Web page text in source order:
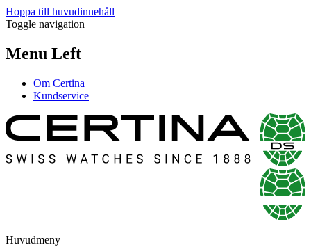
Hoppa till huvudinnehåll
Toggle navigation
Menu Left
Om Certina
Kundservice
Huvudmeny